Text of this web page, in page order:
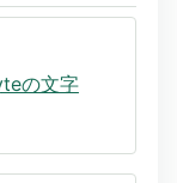
の文字